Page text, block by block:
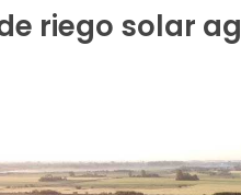
riego solar